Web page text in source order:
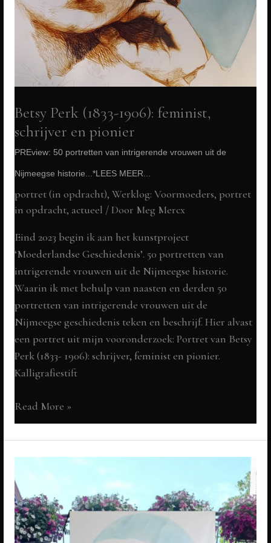
vrouwen
Nijmeegse
Geschiedenis...*
MEER...
Betsy Perk (1833-1906): feminist,
schrijver en pionier
PREview: 50 portretten van intrigerende vrouwen uit de
Nijmeegse historie...*LEES MEER...
portret (in opdracht),Werklog: Voormoeders, portret
in opdracht, actueel / Door Meg Mercx
Eind 2023 begin ik aan het kunstproject
‘Moederlandse Geschiedenis’. 50 portretten van
intrigerende vrouwen uit de Nijmeegse historie.
Waarin ik met behulp van naasten en derden 50
portretten van intrigerende vrouwen uit de
Nijmeegse geschiedenis teken en beschrijf. Hier alvast
een portret uit mijn vooronderzoek: Portret van Betsy
Perk (1833- 1906): schrijver, feminist en pionier.
Kalligrafiestift
Betsy
Perk
(1833-
1906):
schrijver
en
pionier
Read More »